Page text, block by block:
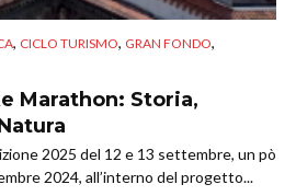
, CICLO TURISMO, GRAN FONDO,
Marathon: Storia,
2025 del 12 e 13 settembre, un pò
2024, all’interno del progetto...